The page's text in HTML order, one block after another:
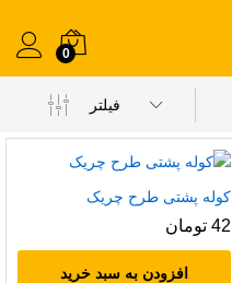
0
فیلتر
کوله پشتی طرح چریک
42 تومان
افزودن به سبد خرید